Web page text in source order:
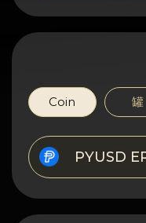
Wiki
名誉
网站地图
Coin 罐
PYUSD